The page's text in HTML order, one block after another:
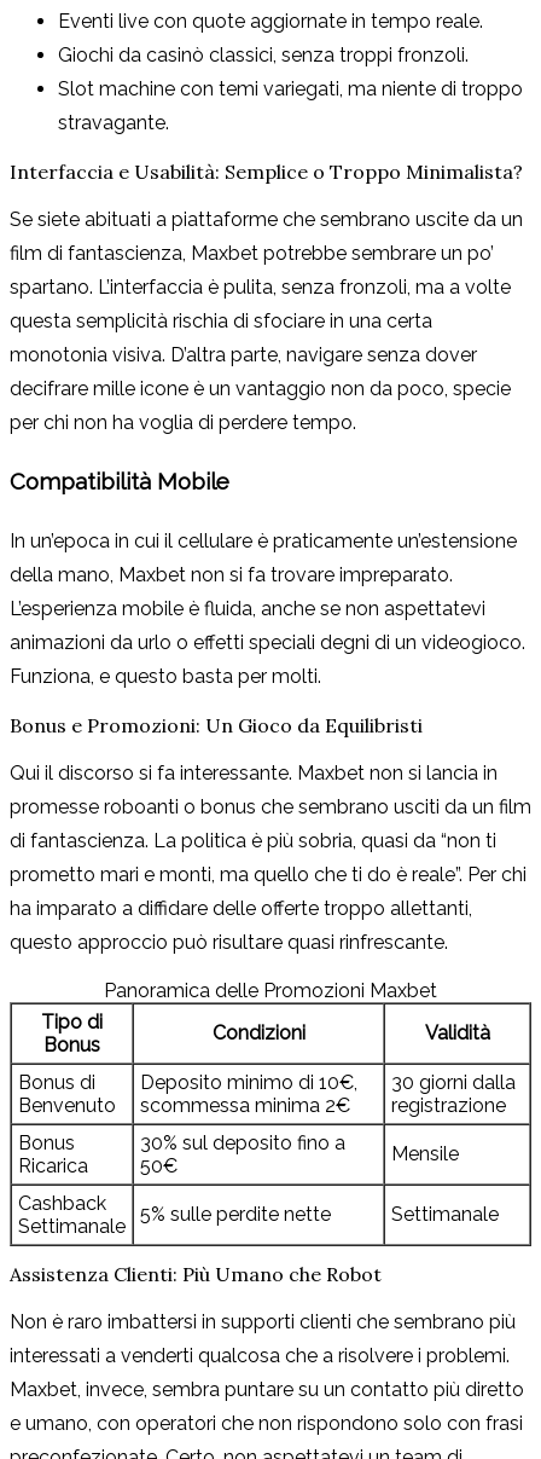
Eventi live con quote aggiornate in tempo reale.
Giochi da casinò classici, senza troppi fronzoli.
Slot machine con temi variegati, ma niente di troppo
stravagante.
Interfaccia e Usabilità: Semplice o Troppo Minimalista?
Se siete abituati a piattaforme che sembrano uscite da un
film di fantascienza, Maxbet potrebbe sembrare un po’
spartano. L’interfaccia è pulita, senza fronzoli, ma a volte
questa semplicità rischia di sfociare in una certa
monotonia visiva. D’altra parte, navigare senza dover
decifrare mille icone è un vantaggio non da poco, specie
per chi non ha voglia di perdere tempo.
Compatibilità Mobile
In un’epoca in cui il cellulare è praticamente un’estensione
della mano, Maxbet non si fa trovare impreparato.
L’esperienza mobile è fluida, anche se non aspettatevi
animazioni da urlo o effetti speciali degni di un videogioco.
Funziona, e questo basta per molti.
Bonus e Promozioni: Un Gioco da Equilibristi
Qui il discorso si fa interessante. Maxbet non si lancia in
promesse roboanti o bonus che sembrano usciti da un film
di fantascienza. La politica è più sobria, quasi da “non ti
prometto mari e monti, ma quello che ti do è reale”. Per chi
ha imparato a diffidare delle offerte troppo allettanti,
questo approccio può risultare quasi rinfrescante.
Panoramica delle Promozioni Maxbet
Tipo di
Bonus
Condizioni Validità
Bonus di
Benvenuto
Deposito minimo di 10€,
scommessa minima 2€
30 giorni dalla
registrazione
Bonus
Ricarica
30% sul deposito fino a
50€
Mensile
Cashback
Settimanale
5% sulle perdite nette Settimanale
Assistenza Clienti: Più Umano che Robot
Non è raro imbattersi in supporti clienti che sembrano più
interessati a venderti qualcosa che a risolvere i problemi.
Maxbet, invece, sembra puntare su un contatto più diretto
e umano, con operatori che non rispondono solo con frasi